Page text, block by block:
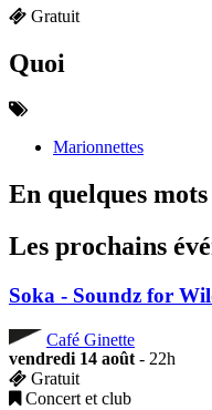
Gratuit
Quoi
Marionnettes
En quelques mots
Les prochains
Soka - Soundz for
Café Ginette
vendredi 14 août- 22h
Gratuit
Concert et club